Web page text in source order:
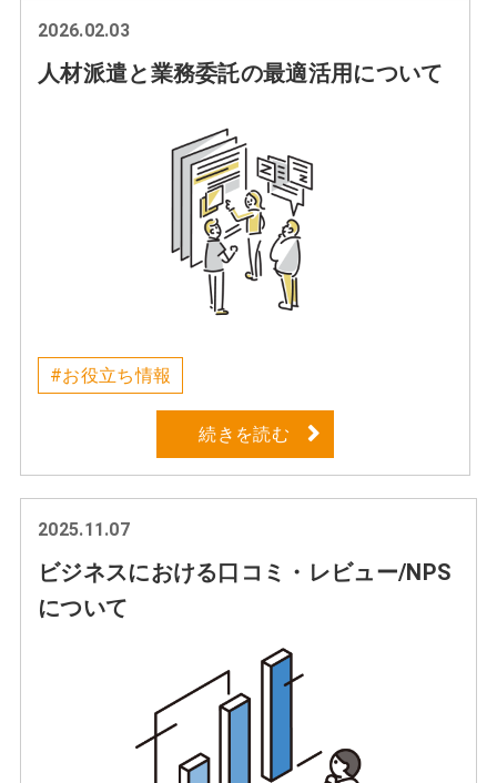
2026.02.03
人材派遣と業務委託の最適活用について
#お役立ち情報
続きを読む
2025.11.07
ビジネスにおける口コミ・レビュー/NPS
について